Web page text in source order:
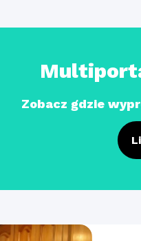
Zobacz gdzie